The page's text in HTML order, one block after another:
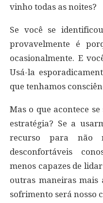
vinho todas as noites?
Se você se
provavelmente é
ocasionalmente. E
Usá-la
que tenhamos
Mas o que acontece
estratégia? Se a
recurso para não
desconfortáveis
menos capazes de
outras maneiras mais
sofrimento será nosso